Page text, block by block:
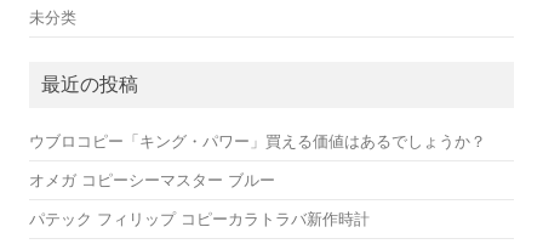
未分类
最近の投稿
ウブロコピー「キング・パワー」買える価値はあるでしょうか？
オメガ コピーシーマスター ブルー
パテック フィリップ コピーカラトラバ新作時計